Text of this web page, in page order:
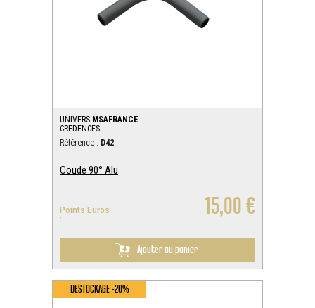
UNIVERS MSAFRANCE
CREDENCES
Référence : D42
Coude 90° Alu
Points Euros
:
15,00 €
Ajouter au panier
DESTOCKAGE -20%